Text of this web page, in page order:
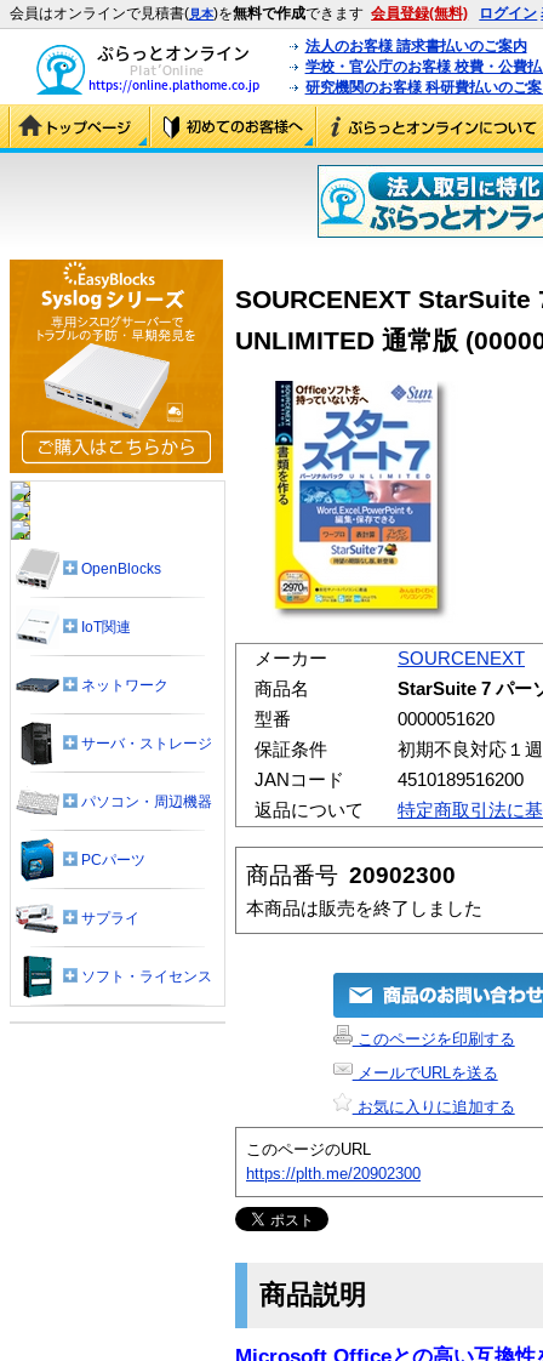
会員はオンラインで見積書(見本)を無料で作成できます 会員登録(無料) ログイン
法人のお客様 請求書払いのご案内
学校・官公庁のお客様 校費・公費
研究機関のお客様 科研費払いのご
SOURCENEXT
UNLIMITED 通常版
メーカー
SOURCENEXT
商品名
StarSuite 7 パー
型番
0000051620
保証条件
初期不良対応１
JANコード
4510189516200
返品について
特定商取引法に
商品番号 20902300
本商品は販売を終了しました
このページを印刷する
メールでURLを送る
お気に入りに追加する
このページのURL
https://plth.me/20902300
商品説明
OpenBlocks
IoT関連
ネットワーク
サーバ・ストレージ
パソコン・周辺機器
PCパーツ
サプライ
ソフト・ライセンス